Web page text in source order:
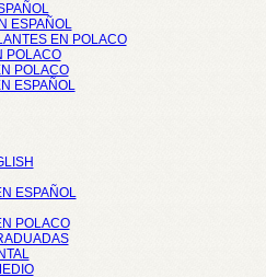
ESPAÑOL
EN POLACO
POLACO
POLACO
ESPAÑOL
ESPAÑOL
POLACO